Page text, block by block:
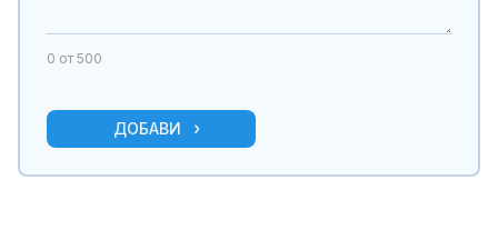
0 от 500
ДОБАВИ